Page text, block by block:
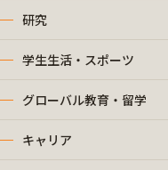
研究
学生生活・スポーツ
グローバル教育・留学
キャリア